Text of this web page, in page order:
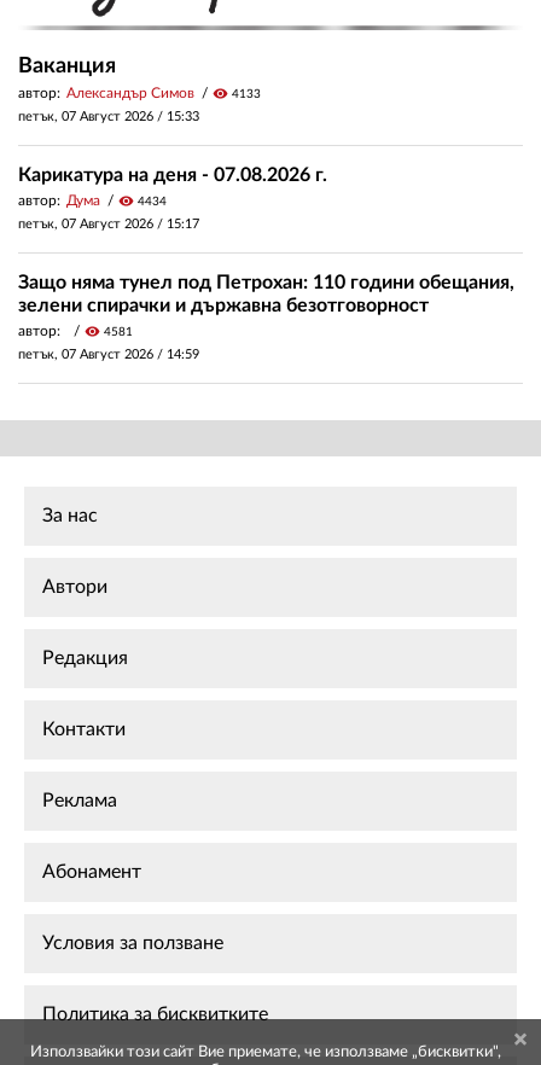
Ваканция
автор: Александър Симов visibility 4133
петък, 07 Август 2026 / 15:33
Карикатура на деня - 07.08.2026 г.
автор: Дума visibility 4434
петък, 07 Август 2026 / 15:17
Защо няма тунел под Петрохан: 110 години обещания,
зелени спирачки и държавна безотговорност
автор: visibility 4581
петък, 07 Август 2026 / 14:59
За нас
Автори
Редакция
Контакти
Реклама
Абонамент
Условия за ползване
Политика за бисквитките
Използвайки този сайт Вие приемате, че използваме „бисквитки",